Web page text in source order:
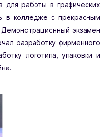
для работы в графических
в колледже с прекрасным
экзамен
разработку фирменного
логотипа, упаковки и